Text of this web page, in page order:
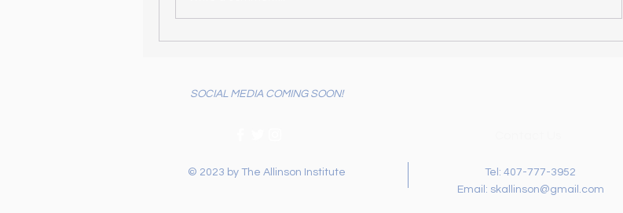
SOCIAL MEDIA COMING SOON!
© 2023 by The Allinson Institute
Tel: 407-777-3952
Email: skallinson@gmail.com